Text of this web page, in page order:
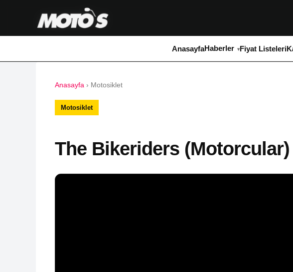
AnasayfaHaberler Fiyat Listeleri
Anasayfa › Motosiklet
Motosiklet
The Bikeriders